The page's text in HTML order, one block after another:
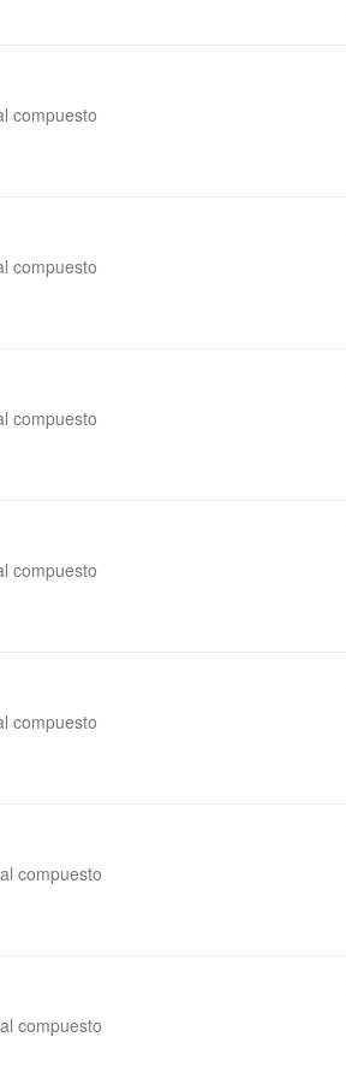
compuesto
compuesto
compuesto
compuesto
compuesto
compuesto
compuesto